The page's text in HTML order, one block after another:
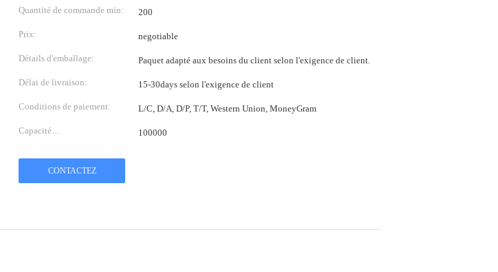
Quantité de commande min: 200
Prix: negotiable
Détails d'emballage: Paquet adapté aux besoins du client selon l'exigence de client.
Délai de livraison: 15-30days selon l'exigence de client
Conditions de paiement: L/C, D/A, D/P, T/T, Western Union, MoneyGram
Capacité
100000
CONTACTEZ